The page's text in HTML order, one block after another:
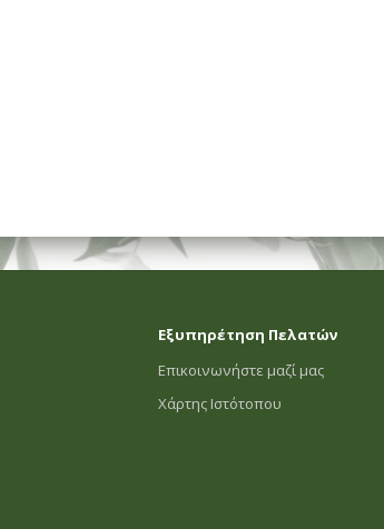
Εξυπηρέτηση Πελατών
Επικοινωνήστε μαζί μας
Χάρτης Ιστότοπου